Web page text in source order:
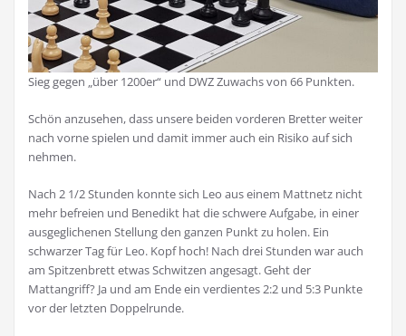
Sieg gegen „über 1200er“ und DWZ Zuwachs von 66 Punkten.
Schön anzusehen, dass unsere beiden vorderen Bretter weiter
nach vorne spielen und damit immer auch ein Risiko auf sich
nehmen.
Nach 2 1/2 Stunden konnte sich Leo aus einem Mattnetz nicht
mehr befreien und Benedikt hat die schwere Aufgabe, in einer
ausgeglichenen Stellung den ganzen Punkt zu holen. Ein
schwarzer Tag für Leo. Kopf hoch! Nach drei Stunden war auch
am Spitzenbrett etwas Schwitzen angesagt. Geht der
Mattangriff? Ja und am Ende ein verdientes 2:2 und 5:3 Punkte
vor der letzten Doppelrunde.